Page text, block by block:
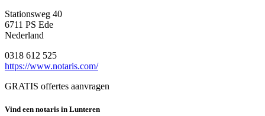
Stationsweg 40
6711 PS Ede
Nederland
0318 612 525
https://www.notaris.com/
GRATIS offertes aanvragen
Vind een notaris in Lunteren